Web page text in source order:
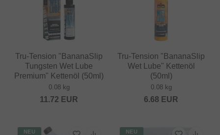
Tru-Tension "BananaSlip
Tungsten Wet Lube
Premium" Kettenöl (50ml)
0.08 kg
11.72 EUR
Tru-Tension "BananaSlip
Wet Lube" Kettenöl
(50ml)
0.08 kg
6.68 EUR
NEU NEU